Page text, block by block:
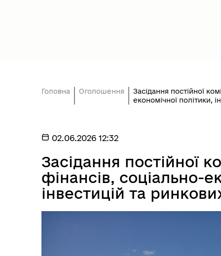
Головна Оголошення
Засідання постійної
економічної політики,
02.06.2026 12:32
Засідання постійної
фінансів, соціально-
інвестицій та